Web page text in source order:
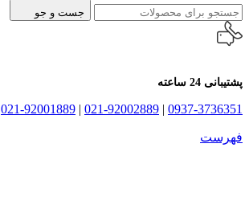
جست و جو
پشتیبانی 24 ساعته
0937-3736351
|
021-92002889
|
021-92001889
فهرست